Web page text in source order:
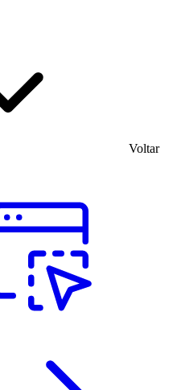
Voltar